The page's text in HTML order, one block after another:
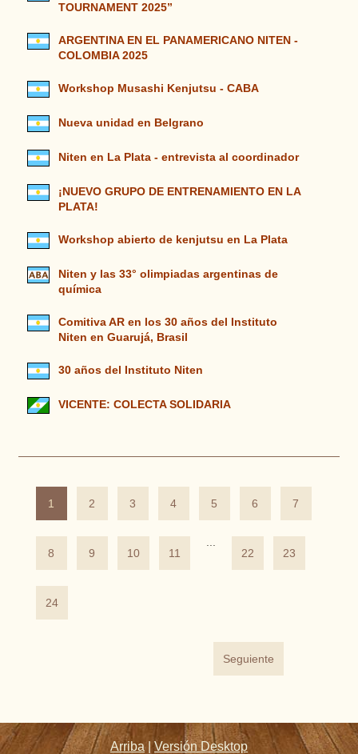
TOURNAMENT 2025”
ARGENTINA EN EL PANAMERICANO NITEN -
COLOMBIA 2025
Workshop Musashi Kenjutsu - CABA
Nueva unidad en Belgrano
Niten en La Plata - entrevista al coordinador
¡NUEVO GRUPO DE ENTRENAMIENTO EN LA
PLATA!
Workshop abierto de kenjutsu en La Plata
Niten y las 33° olimpiadas argentinas de
química
Comitiva AR en los 30 años del Instituto
Niten en Guarujá, Brasil
30 años del Instituto Niten
VICENTE: COLECTA SOLIDARIA
1 2 3 4 5 6 7
8 9 10 11
22
23
24
Seguiente
Arriba |Versión Desktop